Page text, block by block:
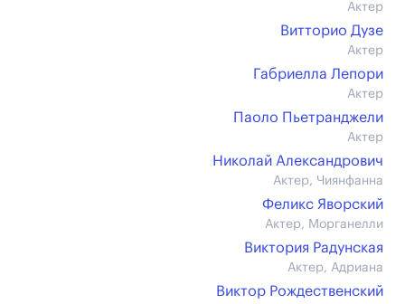
Актер
Витторио Дузе
Актер
Габриелла Лепори
Актер
Паоло Пьетранджели
Актер
Николай Александрович
Актер, Чиянфанна
Феликс Яворский
Актер, Морганелли
Виктория Радунская
Актер, Адриана
Виктор Рождественский